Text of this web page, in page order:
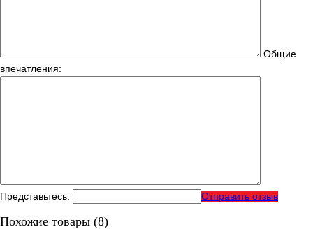
Общие
впечатления:
Представьтесь: Отправить отзыв
Похожие товары (8)